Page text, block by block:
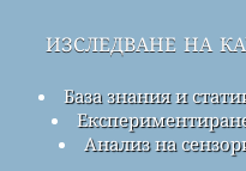
изследване на
База знания и
Анализ на